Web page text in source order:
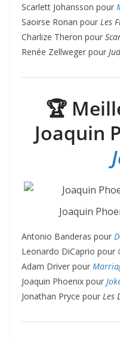
Scarlett Johansson pour
Saoirse Ronan pour Les
Charlize Theron pour
Renée Zellweger pour
🏆
Joaquin
Joaquin
Antonio Banderas pour
Leonardo DiCaprio pour
Adam Driver pour
Joaquin Phoenix pour
Jonathan Pryce pour Les